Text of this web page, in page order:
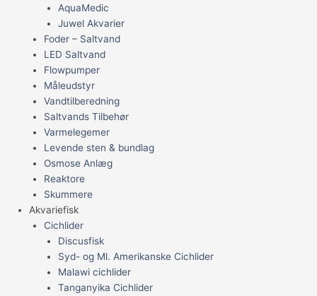
AquaMedic
Juwel Akvarier
Foder – Saltvand
LED Saltvand
Flowpumper
Måleudstyr
Vandtilberedning
Saltvands Tilbehør
Varmelegemer
Levende sten & bundlag
Osmose Anlæg
Reaktore
Skummere
Akvariefisk
Cichlider
Discusfisk
Syd- og Ml. Amerikanske Cichlider
Malawi cichlider
Tanganyika Cichlider